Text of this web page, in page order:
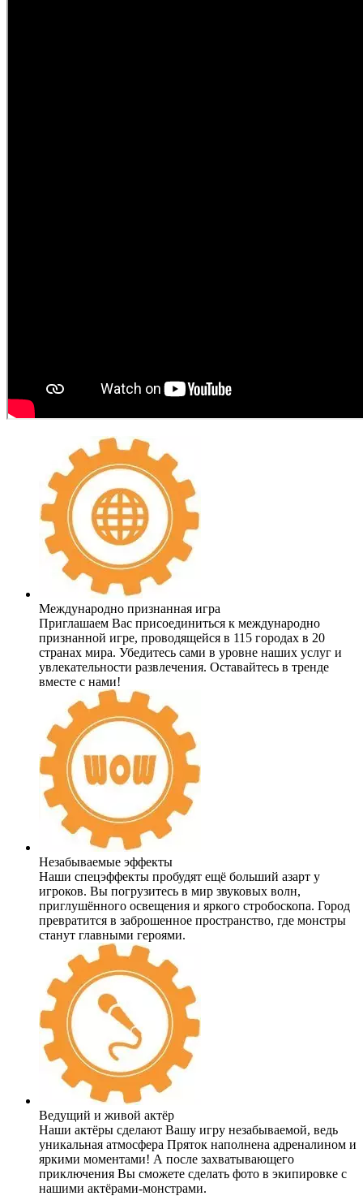
Международно признанная игра
Приглашаем Вас присоединиться к международно
признанной игре, проводящейся в 115 городах в 20
странах мира. Убедитесь сами в уровне наших услуг и
увлекательности развлечения. Оставайтесь в тренде
вместе с нами!
Незабываемые эффекты
Наши спецэффекты пробудят ещё больший азарт у
игроков. Вы погрузитесь в мир звуковых волн,
приглушённого освещения и яркого стробоскопа. Город
превратится в заброшенное пространство, где монстры
станут главными героями.
Ведущий и живой актёр
Наши актёры сделают Вашу игру незабываемой, ведь
уникальная атмосфера Пряток наполнена адреналином и
яркими моментами! А после захватывающего
приключения Вы сможете сделать фото в экипировке с
нашими актёрами-монстрами.